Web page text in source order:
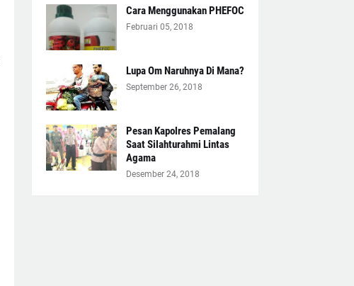
Cara Menggunakan PHEFOC
Februari 05, 2018
Lupa Om Naruhnya Di Mana?
September 26, 2018
Pesan Kapolres Pemalang
Saat Silahturahmi Lintas
Agama
Desember 24, 2018